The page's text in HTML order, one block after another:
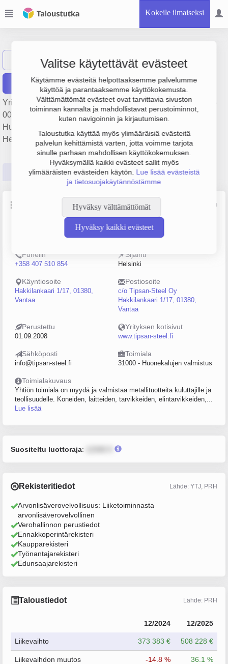
Kokeile ilmaiseksi
Valitse käytettävät evästeet
Käytämme evästeitä helpottaaksemme palvelumme
käyttöä ja parantaaksemme käyttökokemusta.
Välttämättömät evästeet ovat tarvittavia sivuston
toiminnan kannalta ja mahdollistavat perustoiminnot,
kuten navigoinnin ja kirjautumisen.
Taloustutka käyttää myös ylimääräisiä evästeitä
palvelun kehittämistä varten, jotta voimme tarjota
sinulle parhaan mahdollisen käyttökokemuksen.
Hyväksymällä kaikki evästeet sallit myös
ylimääräisten evästeiden käytön. Lue lisää evästeistä
ja tietosuojakäytännöstämme
Hyväksy välttämättömät
Hyväksy kaikki evästeet
Näytä haku Tipsan-Steel Oy
Raportit
Yrityksen Tipsan-Steel Oy liikevaihto on 508 000 €, tulos 76
000 € ja henkilöstömäärä 3. Sen päätoimiala on
Huonekalujen valmistus, perustamisvuosi 2008 ja sijainti
Helsinki. Yrityksen yhtiömuoto Osakeyhtiö (OY).
Perustiedot Tilinpäätösluvut Päättäjätiedot
Lähde: YTJ, PRH, Traficom
Henkilöstömäärä
0–4
Puhelin
+358 407 510 854
Sijainti
Helsinki
Käyntiosoite
Hakkilankaari 1/17, 01380,
Vantaa
Postiosoite
c/o Tipsan-Steel Oy
Hakkilankaari 1/17, 01380,
Vantaa
Perustettu
01.09.2008
Yrityksen kotisivut
www.tipsan-steel.fi
Sähköposti
info@tipsan-steel.fi
Toimiala
31000 - Huonekalujen valmistus
Toimialakuvaus
Yhtiön toimiala on myydä ja valmistaa metallituotteita kuluttajille ja
teollisuudelle. Koneiden, laitteiden, tarvikkeiden, elintarvikkeiden,...
Lue lisää
Suositeltu luottoraja:
Rekisteritiedot Lähde: YTJ, PRH
Arvonlisäverovelvollisuus: Liiketoiminnasta
arvonlisäverovelvollinen
Verohallinnon perustiedot
Ennakkoperintärekisteri
Kaupparekisteri
Työnantajarekisteri
Edunsaajarekisteri
Taloustiedot Lähde: PRH
12/2024 12/2025
Liikevaihto 373 383 € 508 228 €
Liikevaihdon muutos -14.8 % 36.1 %